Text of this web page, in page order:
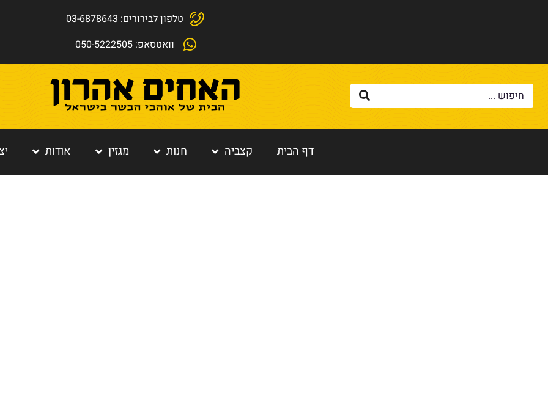
טלפון לבירורים: 03-6878643
וואטסאפ: 050-5222505
דף הבית קצביה חנות מגזין אודות